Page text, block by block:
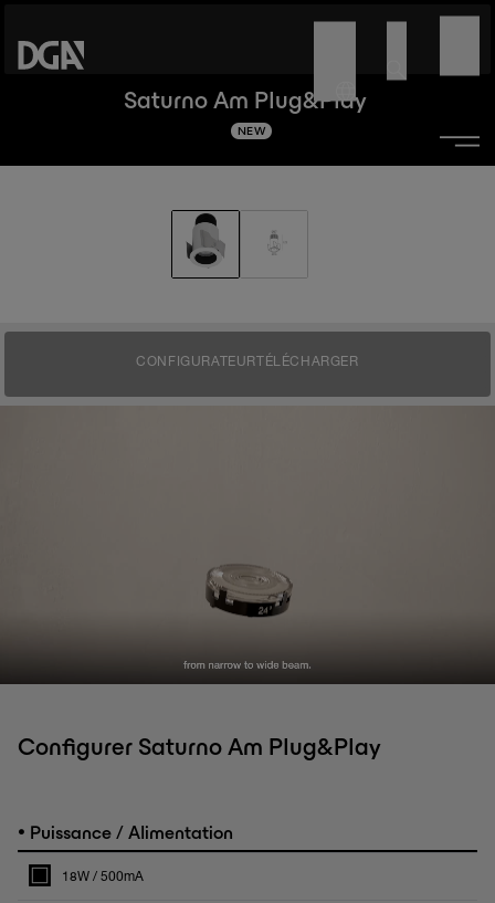
Saturno Am Plug&Play
NEW
CONFIGURATEURTÉLÉCHARGER
Configurer Saturno Am Plug&Play
• Puissance / Alimentation
18W / 500mA